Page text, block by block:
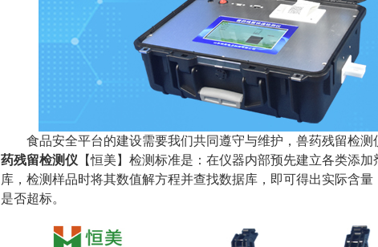
食品安全平台的建设需要我们共同遵守与维护，兽药残留检测
药残留检测仪 【恒美】检测标准是：在仪器内部预先建立各类添
库，检测样品时将其数值解方程并查找数据库，即可得出实际含
是否超标。